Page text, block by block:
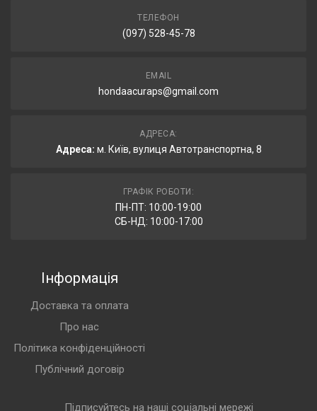
ТЕЛЕФОН
(097) 528-45-78
EMAIL
hondaacuraps@gmail.com
АДРЕСА:
Адреса: м. Київ, вулиця Автотранспортна, 8
ГРАФІК РОБОТИ:
ПН-ПТ: 10:00-19:00
СБ-НД: 10:00-17:00
Інформація
Доставка та оплата
Про нас
Політика конфіденційності
Публічний договір
Підписуйтесь на наші соціальні мережі